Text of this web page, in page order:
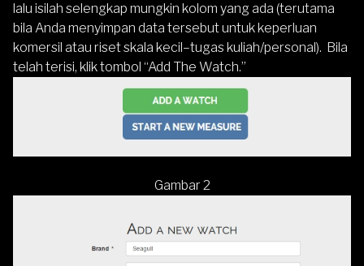
lalu isilah selengkap mungkin kolom yang ada (terutama
bila Anda menyimpan data tersebut untuk keperluan
komersil atau riset skala kecil–tugas kuliah/personal). Bila
telah terisi, klik tombol “Add The Watch.”
Gambar 2